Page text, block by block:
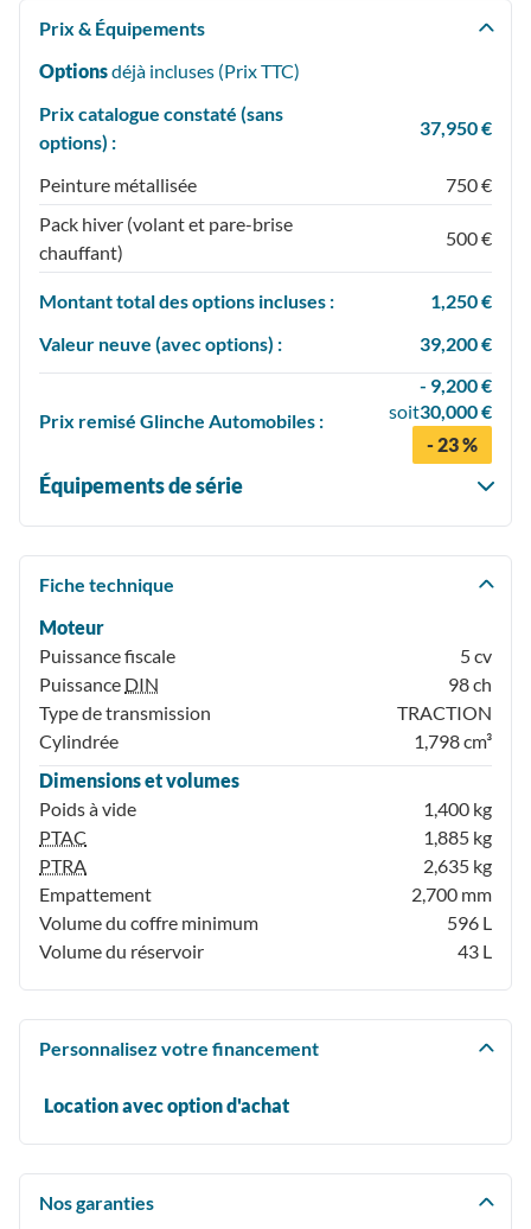
Prix & Équipements
Optionsdéjà incluses (PrixTTC)
Prix catalogue constaté (sans
options) :
37,950 €
Peinture métallisée
750 €
Pack hiver (volant et pare-brise
chauffant)
500 €
Montant total des options incluses :
1,250 €
Valeur neuve (avec options) :
39,200 €
Prix remisé Glinche Automobiles :
- 9,200 €
soit30,000 €
- 23 %
Équipements de série
Fiche technique
Moteur
Puissance fiscale
5 cv
Puissance DIN
98 ch
Type de transmission
TRACTION
Cylindrée
1,798 cm³
Dimensions et volumes
Poids à vide
1,400 kg
PTAC
1,885 kg
PTRA
2,635 kg
Empattement
2,700 mm
Volume du coffre minimum
596 L
Volume du réservoir
43 L
Personnalisez votre financement
Location avec option d'achat
Nos garanties